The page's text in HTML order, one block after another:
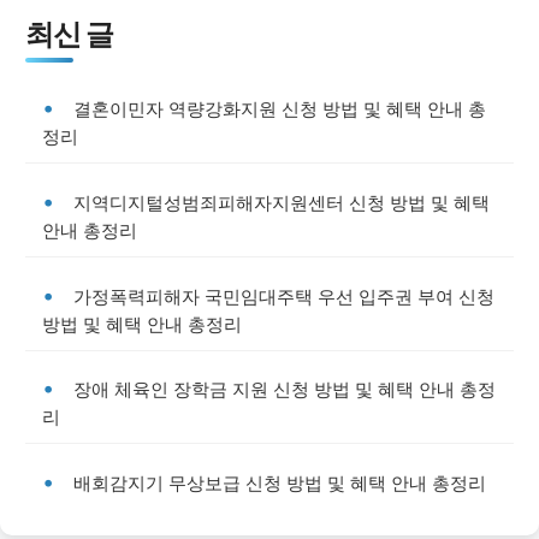
최신 글
결혼이민자 역량강화지원 신청 방법 및 혜택 안내 총
정리
지역디지털성범죄피해자지원센터 신청 방법 및 혜택
안내 총정리
가정폭력피해자 국민임대주택 우선 입주권 부여 신청
방법 및 혜택 안내 총정리
장애 체육인 장학금 지원 신청 방법 및 혜택 안내 총정
리
배회감지기 무상보급 신청 방법 및 혜택 안내 총정리